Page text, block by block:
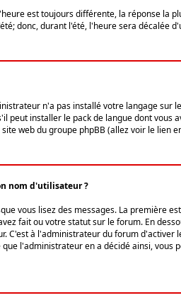
est toujours différente, la réponse la
donc, durant l'été, l'heure sera décalée
n'a pas installé votre langage
peut installer le pack de langue dont vous
web du groupe phpBB (allez voir le lien
nom d'utilisateur ?
vous lisez des messages. La première
fait ou votre statut sur le forum. En
C'est à l'administrateur du forum
l'administrateur en a décidé ainsi,